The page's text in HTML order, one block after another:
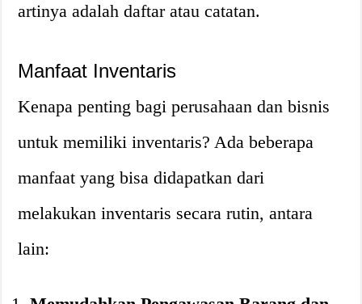
artinya adalah daftar atau catatan.
Manfaat Inventaris
Kenapa penting bagi perusahaan dan bisnis
untuk memiliki inventaris? Ada beberapa
manfaat yang bisa didapatkan dari
melakukan inventaris secara rutin, antara
lain: